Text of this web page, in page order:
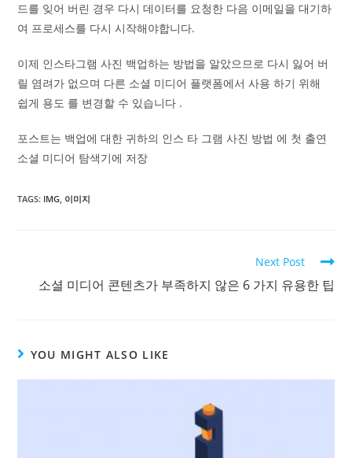
드를 잊어 버린 경우 다시 데이터를 요청한 다음 이메일을 대기하
여 프로세스를 다시 시작해야합니다.
이제 인스타그램 사진 백업하는 방법을 알았으므로 다시 잃어 버
릴 염려가 없으며 다른 소셜 미디어 플랫폼에서 사용 하기 위해
쉽게 용도 를 변경할 수 있습니다 .
포스트는 백업에 대한 귀하의 인스 타 그램 사진 방법 에 첫 출연
소셜 미디어 탐색기에 저장
TAGS: IMG, 이미지
articles
Next Post
소셜 미디어 콘텐츠가 부족하지 않은 6 가지 유용한 팁
YOU MIGHT ALSO LIKE